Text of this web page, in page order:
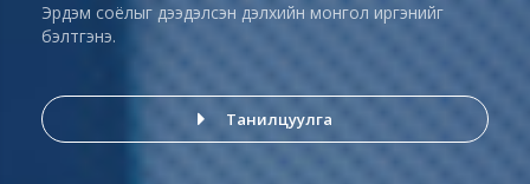
МЭДЛЭГЭЭРЭЭ БАЯЛАГ БҮТЭЭЖ, МАНЛАЙЛАХ
ЧАДВАРТАЙ, ЁС СУРТАХУУНТАЙ МЭРГЭЖИЛТЭН
Танилцуулга
Эрдэм соёлыг дээдэлсэн дэлхийн монгол иргэнийг
бэлтгэнэ.
Танилцуулга
Их сургуульд элсэн орсон хэн бүхэн нэгэн цоо шинэ
ертөнцөд нэгдэн ордог юм
Танилцуулга